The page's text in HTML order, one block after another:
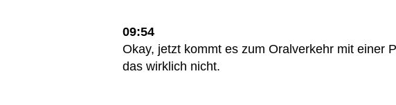
09:54
Okay, jetzt kommt es zum Oralverkehr mit einer
das wirklich nicht.